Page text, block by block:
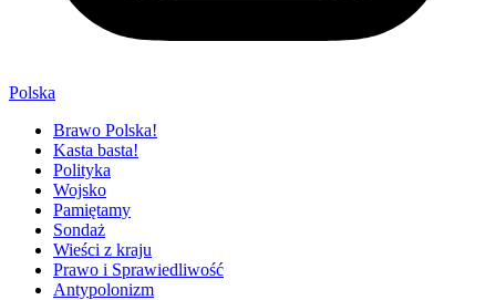
Polska
Brawo Polska!
Kasta basta!
Polityka
Wojsko
Pamiętamy
Sondaż
Wieści z kraju
Prawo i Sprawiedliwość
Antypolonizm